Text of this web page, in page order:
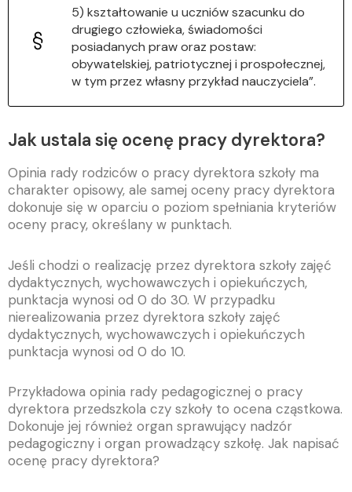
5) kształtowanie u uczniów szacunku do
drugiego człowieka, świadomości
posiadanych praw oraz postaw:
obywatelskiej, patriotycznej i prospołecznej,
w tym przez własny przykład nauczyciela”.
Jak ustala się ocenę pracy dyrektora?
Opinia rady rodziców o pracy dyrektora szkoły ma
charakter opisowy, ale samej oceny pracy dyrektora
dokonuje się w oparciu o poziom spełniania kryteriów
oceny pracy, określany w punktach.
Jeśli chodzi o realizację przez dyrektora szkoły zajęć
dydaktycznych, wychowawczych i opiekuńczych,
punktacja wynosi od 0 do 30. W przypadku
nierealizowania przez dyrektora szkoły zajęć
dydaktycznych, wychowawczych i opiekuńczych
punktacja wynosi od 0 do 10.
Przykładowa opinia rady pedagogicznej o pracy
dyrektora przedszkola czy szkoły to ocena cząstkowa.
Dokonuje jej również organ sprawujący nadzór
pedagogiczny i organ prowadzący szkołę. Jak napisać
ocenę pracy dyrektora?